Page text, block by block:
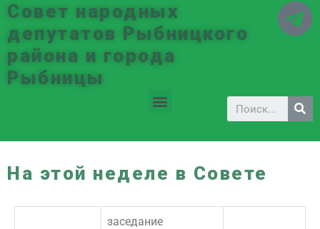
Совет народных
депутатов Рыбницкого
района и города
Рыбницы
На этой неделе в Совете
заседание